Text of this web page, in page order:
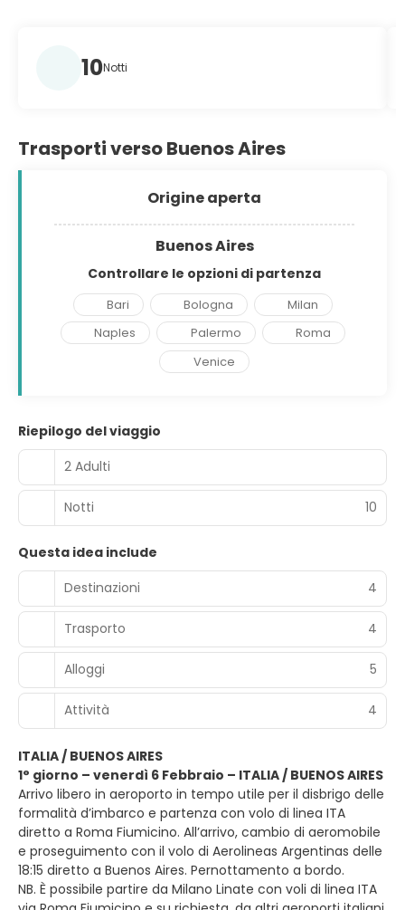
10Notti
Trasporti verso Buenos Aires
Origine aperta
Buenos Aires
Controllare le opzioni di partenza
Bari Bologna
Milan
Naples
Palermo
Roma
Venice
Riepilogo del viaggio
2 Adulti
Notti 10
Questa idea include
Destinazioni
4
Trasporto 4
Alloggi 5
Attività 4
ITALIA / BUENOS AIRES
1° giorno – venerdì 6 Febbraio – ITALIA / BUENOS AIRES
Arrivo libero in aeroporto in tempo utile per il disbrigo delle
formalità d’imbarco e partenza con volo di linea ITA
diretto a Roma Fiumicino. All’arrivo, cambio di aeromobile
e proseguimento con il volo di Aerolineas Argentinas delle
18:15 diretto a Buenos Aires. Pernottamento a bordo.
NB. È possibile partire da Milano Linate con voli di linea ITA